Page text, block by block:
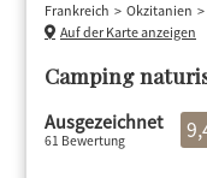
Camping
Frankreich Okzitanien
Auf der Karte anzeigen
Ausgezeichnet
61 Bewertung